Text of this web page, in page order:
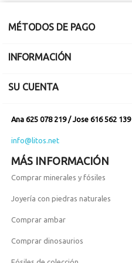
MÉTODOS DE PAGO
INFORMACIÓN
SU CUENTA
Ana 625 078 219 / Jose 616 562 139
info@litos.net
MÁS INFORMACIÓN
Comprar minerales y fósiles
Joyería con piedras naturales
Comprar ambar
Comprar dinosaurios